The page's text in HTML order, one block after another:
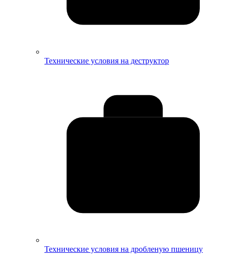
Технические условия на деструктор
Технические условия на дробленую пшеницу